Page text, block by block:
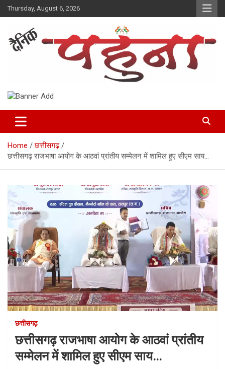
Skip
to
Thursday, August 6, 2026
Dainik Pahuna
Home
छत्तीसगढ़
छत्तीसगढ़ राजभाषा आयोग के आठवां प्रांतीय सम्मेलन में शामिल हुए सीएम साय…
छत्तीसगढ़
छत्तीसगढ़ राजभाषा आयोग के आठवां प्रांतीय
सम्मेलन में शामिल हुए सीएम साय…